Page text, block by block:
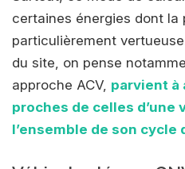
certaines énergies dont la
particulièrement
du site, on pense
approche ACV, parvient à
proches de celles
l’ensemble de son cycle